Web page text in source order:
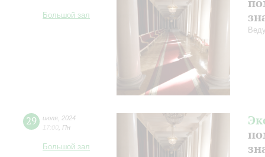
Большой зал
29 июля 2024
17:00 Пн
Большой зал